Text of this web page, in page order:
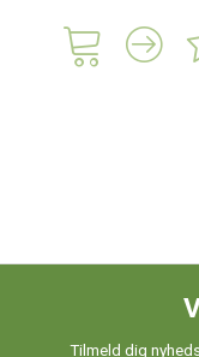
Tilmeld dig